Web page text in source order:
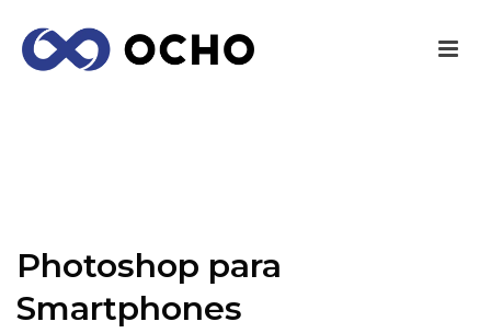
Photoshop para
Smartphones